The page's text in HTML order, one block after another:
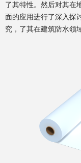
了其特性。然后对其在
面的应用进行了深入探
究，了其在建筑防水领